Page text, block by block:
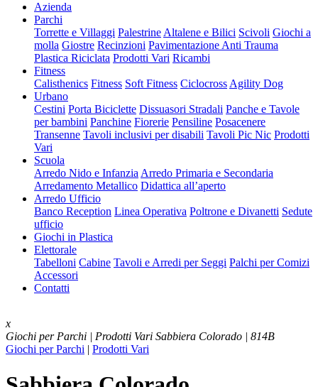
Azienda
Parchi
Torrette e Villaggi Palestrine Altalene e Bilici Scivoli Giochi a
molla Giostre Recinzioni Pavimentazione Anti Trauma
Plastica Riciclata Prodotti Vari Ricambi
Fitness
Calisthenics Fitness Soft Fitness Ciclocross Agility Dog
Urbano
Cestini Porta Biciclette Dissuasori Stradali Panche e Tavole
per bambini Panchine Fiorerie Pensiline Posacenere
Transenne Tavoli inclusivi per disabili Tavoli Pic Nic Prodotti
Vari
Scuola
Arredo Nido e Infanzia Arredo Primaria e Secondaria
Arredamento Metallico Didattica all’aperto
Arredo Ufficio
Banco Reception Linea Operativa Poltrone e Divanetti Sedute
ufficio
Giochi in Plastica
Elettorale
Tabelloni Cabine Tavoli e Arredi per Seggi Palchi per Comizi
Accessori
Contatti
x
Giochi per Parchi | Prodotti Vari Sabbiera Colorado | 814B
Giochi per Parchi | Prodotti Vari